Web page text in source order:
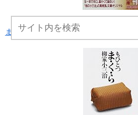
ま・く・ら (講談社文庫)